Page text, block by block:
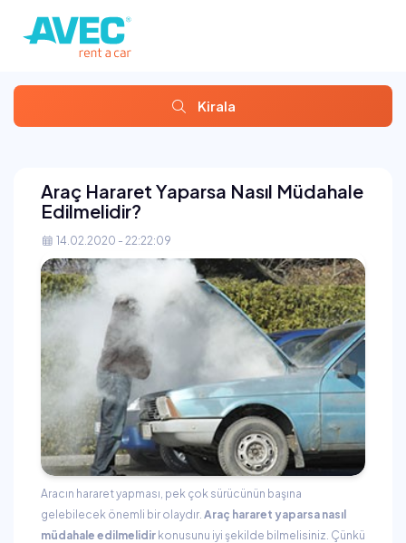
Kirala
Araç Hararet Yaparsa Nasıl Müdahale
Edilmelidir?
14.02.2020 - 22:22:09
Aracın hararet yapması, pek çok sürücünün başına
gelebilecek önemli bir olaydır. Araç hararet yaparsa nasıl
müdahale edilmelidir konusunu iyi şekilde bilmelisiniz. Çünkü